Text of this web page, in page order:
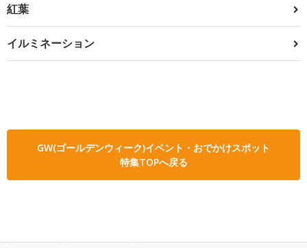
紅葉
イルミネーション
GW(ゴールデンウィーク)イベント・おでかけスポット
特集TOPへ戻る